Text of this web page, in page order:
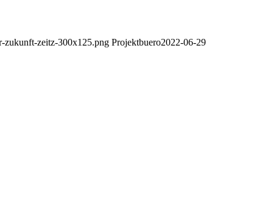
zukunft-zeitz-300x125.png Projektbuero2022-06-29